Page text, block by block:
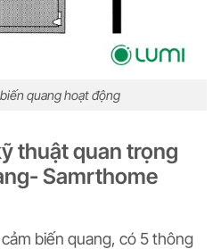
quang hoạt động
thuật quan trọng
Samrthome
biến quang, có 5 thông